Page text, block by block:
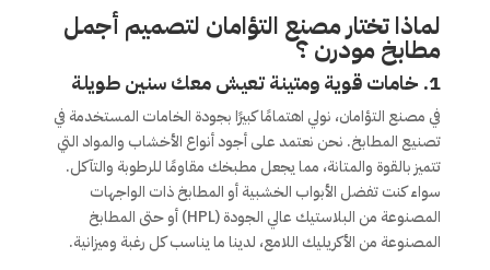
لماذا تختار مصنع التؤامان لتصميم أجمل
مطابخ مودرن ؟
1. خامات قوية ومتينة تعيش معك سنين طويلة
في مصنع التؤامان، نولي اهتمامًا كبيرًا بجودة الخامات المستخدمة في
تصنيع المطابخ. نحن نعتمد على أجود أنواع الأخشاب والمواد التي
تتميز بالقوة والمتانة، مما يجعل مطبخك مقاومًا للرطوبة والتآكل.
سواء كنت تفضل الأبواب الخشبية أو المطابخ ذات الواجهات
المصنوعة من البلاستيك عالي الجودة (HPL) أو حتى المطابخ
المصنوعة من الأكريليك اللامع، لدينا ما يناسب كل رغبة وميزانية.